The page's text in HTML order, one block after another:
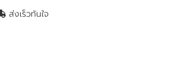
ส่งเร็วทันใจ